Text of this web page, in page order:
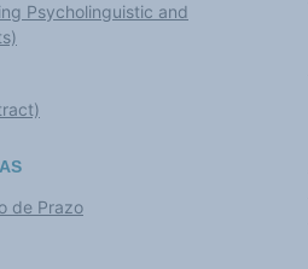
Psycholinguistic and
de Prazo